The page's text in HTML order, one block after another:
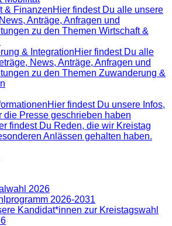
& FinanzenHier findest Du alle unsere
Anträge, Anfragen und
zu den Themen Wirtschaft &
& IntegrationHier findest Du alle
News, Anträge, Anfragen und
zu den Themen Zuwanderung &
Hier findest Du unsere Infos,
die Presse geschrieben haben
findest Du Reden, die wir Kreistag
Anlässen gehalten haben.
2026
2026-2031
Kandidat*innen zur Kreistagswahl